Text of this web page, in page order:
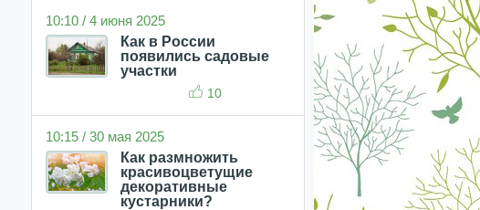
10:10 / 4 июня 2025
Как в России
появились садовые
участки
10
10:15 / 30 мая 2025
Как размножить
красивоцветущие
декоративные
кустарники?